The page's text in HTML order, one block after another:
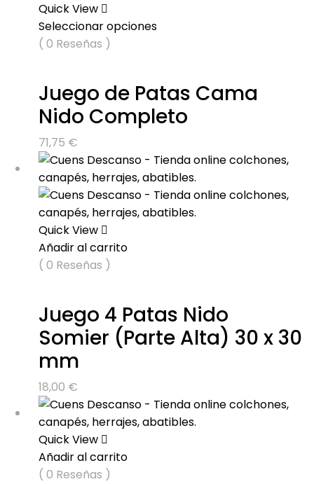
Quick View
Seleccionar opciones
( 0 Reseñas )
Juego de Patas Cama
Nido Completo
71,75 €
Quick View
Añadir al carrito
( 0 Reseñas )
Juego 4 Patas Nido
Somier (Parte Alta) 30 x 30
mm
18,00 €
Quick View
Añadir al carrito
( 0 Reseñas )